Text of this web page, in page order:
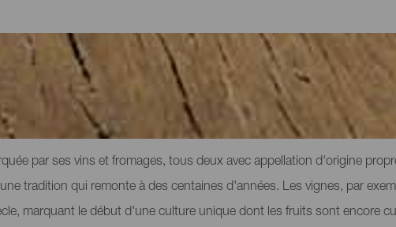
de La Palma
par ses vins et fromages, tous deux avec appellation d'origine
tradition qui remonte à des centaines d'années. Les vignes, par
marquant le début d'une culture unique dont les fruits sont encore